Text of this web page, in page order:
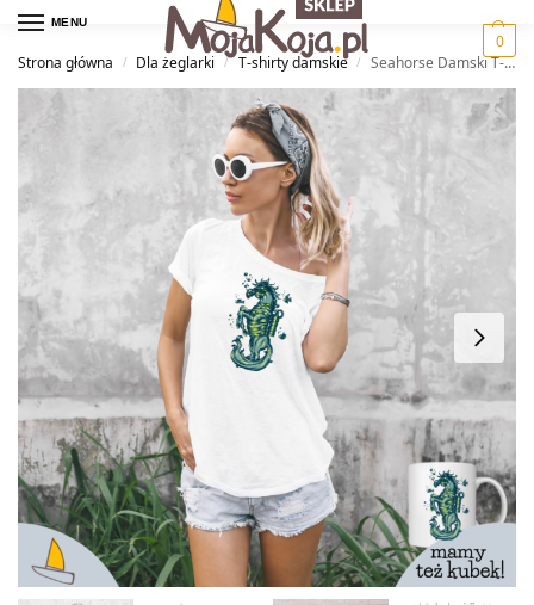
MENU
0
Strona główna
/ Dla żeglarki / T-shirty damskie / Seahorse Damski T-shirt